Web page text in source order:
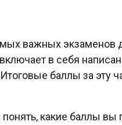
важных экзаменов
в себя
баллы за эту
какие баллы вы